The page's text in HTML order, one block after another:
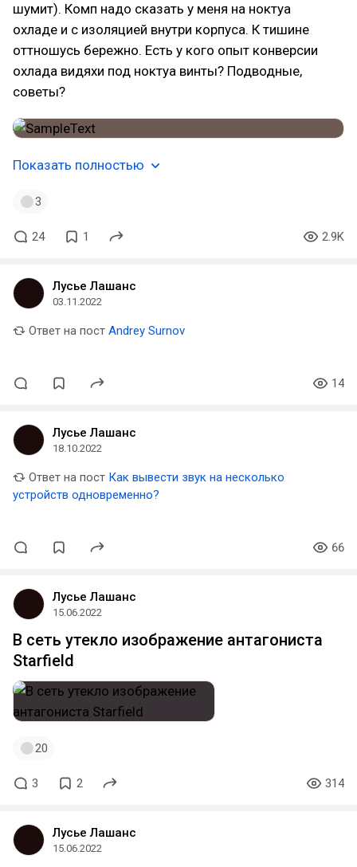
шумит). Комп надо сказать у меня на ноктуа
охладе и с изоляцией внутри корпуса. К тишине
оттношусь бережно. Есть у кого опыт конверсии
охлада видяхи под ноктуа винты? Подводные,
советы?
Показать полностью
3
24 1 2.9K
Лусье Лашанс
03.11.2022
Ответ на пост Andrey Surnov
14
Лусье Лашанс
18.10.2022
Ответ на пост Как вывести звук на несколько
устройств одновременно?
66
Лусье Лашанс
15.06.2022
В сеть утекло изображение антагониста
Starfield
20
3 2 314
Лусье Лашанс
15.06.2022